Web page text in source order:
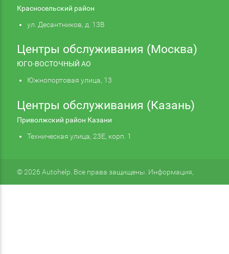
Красносельский район
ул. Десантников, д. 13В
Центры обслуживания (Москва)
ЮГО-ВОСТОЧНЫЙ АО
Южнопортовая улица, 13
Центры обслуживания (Казань)
Приволжский район Казани
Техническая улица, 23Е, корп. 1
© 2026 Autohelp. Все права защищены. Информация,